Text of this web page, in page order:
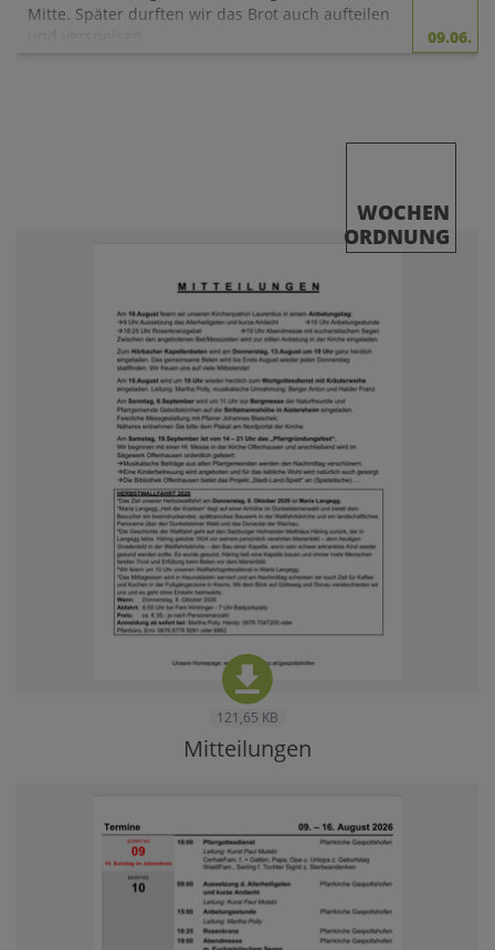
Mitte. Später durften wir das Brot auch aufteilen
09.06.
WOCHEN
ORDNUNG
121,65 KB
Mitteilungen